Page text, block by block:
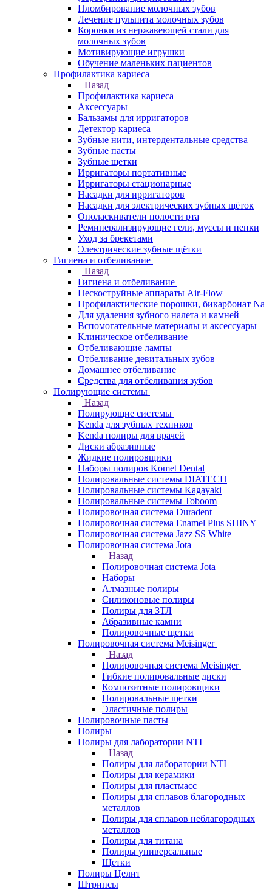
Пломбирование молочных зубов
Лечение пульпита молочных зубов
Коронки из нержавеющей стали для
молочных зубов
Мотивирующие игрушки
Обучение маленьких пациентов
Профилактика кариеса
Назад
Профилактика кариеса
Аксессуары
Бальзамы для ирригаторов
Детектор кариеса
Зубные нити, интердентальные средства
Зубные пасты
Зубные щетки
Ирригаторы портативные
Ирригаторы стационарные
Насадки для ирригаторов
Насадки для электрических зубных щёток
Ополаскиватели полости рта
Реминерализирующие гели, муссы и пенки
Уход за брекетами
Электрические зубные щётки
Гигиена и отбеливание
Назад
Гигиена и отбеливание
Пескоструйные аппараты Air-Flow
Профилактические порошки, бикарбонат Na
Для удаления зубного налета и камней
Вспомогательные материалы и аксессуары
Клиническое отбеливание
Отбеливающие лампы
Отбеливание девитальных зубов
Домашнее отбеливание
Средства для отбеливания зубов
Полирующие системы
Назад
Полирующие системы
Kenda для зубных техников
Kenda полиры для врачей
Диски абразивные
Жидкие полировщики
Наборы полиров Komet Dental
Полировальные системы DIATECH
Полировальные системы Kagayaki
Полировальные системы Toboom
Полировочная система Duradent
Полировочная система Enamel Plus SHINY
Полировочная система Jazz SS White
Полировочная система Jota
Назад
Полировочная система Jota
Наборы
Алмазные полиры
Силиконовые полиры
Полиры для ЗТЛ
Абразивные камни
Полировочные щетки
Полировочная система Meisinger
Назад
Полировочная система Meisinger
Гибкие полировальные диски
Композитные полировщики
Полировальные щетки
Эластичные полиры
Полировочные пасты
Полиры
Полиры для лаборатории NTI
Назад
Полиры для лаборатории NTI
Полиры для керамики
Полиры для пластмасс
Полиры для сплавов благородных
металлов
Полиры для сплавов неблагородных
металлов
Полиры для титана
Полиры универсальные
Щетки
Полиры Целит
Штрипсы